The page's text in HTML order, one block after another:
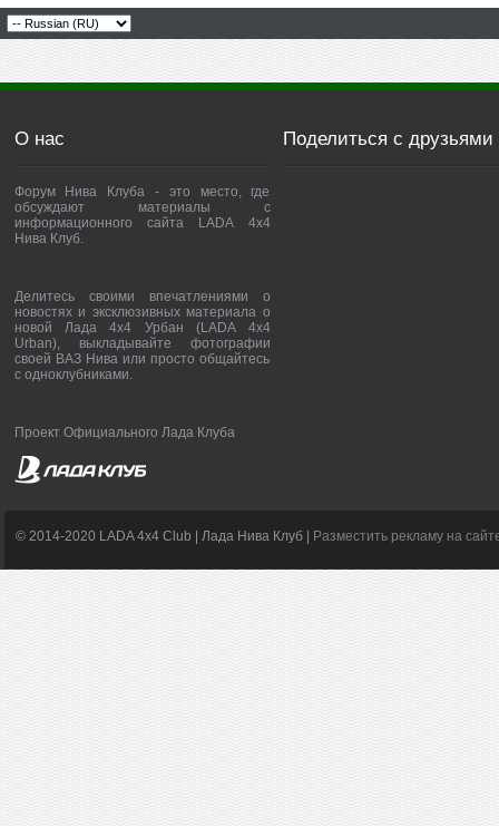
О нас
Форум Нива Клуба - это место, где
обсуждают материалы с
информационного сайта LADA 4x4
Нива Клуб.
Делитесь своими впечатлениями о
новостях и эксклюзивных материала о
новой Лада 4х4 Урбан (LADA 4x4
Urban), выкладывайте фотографии
своей ВАЗ Нива или просто общайтесь
с одноклубниками.
Проект Официального Лада Клуба
Поделиться с друзьями
© 2014-2020 LADA 4x4 Club | Лада Нива Клуб | Разместить рекламу на